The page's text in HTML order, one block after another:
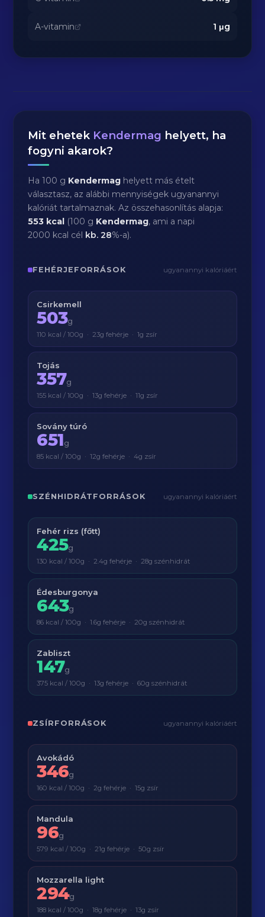
A-vitamin 1 μg
Mit ehetek Kendermag helyett, ha
fogyni akarok?
Ha 100 g Kendermag helyett más ételt
választasz, az alábbi mennyiségek ugyanannyi
kalóriát tartalmaznak. Az összehasonlítás alapja:
553 kcal (100 g Kendermag, ami a napi
2000 kcal cél kb.28%-a).
FEHÉRJEFORRÁSOK ugyanannyi kalóriáért
Csirkemell
503g
110 kcal / 100g · 23g fehérje · 1g zsír
Tojás
357g
155 kcal / 100g · 13g fehérje · 11g zsír
Sovány túró
651g
85 kcal / 100g · 12g fehérje · 4g zsír
SZÉNHIDRÁTFORRÁSOK ugyanannyi kalóriáért
Fehér rizs (főtt)
425g
130 kcal / 100g · 2.4g fehérje · 28g szénhidrát
Édesburgonya
643g
86 kcal / 100g · 1.6g fehérje · 20g szénhidrát
Zabliszt
147g
375 kcal / 100g · 13g fehérje · 60g szénhidrát
ZSÍRFORRÁSOK ugyanannyi kalóriáért
Avokádó
346g
160 kcal / 100g · 2g fehérje · 15g zsír
Mandula
96g
579 kcal / 100g · 21g fehérje · 50g zsír
Mozzarella light
294g
188 kcal / 100g · 18g fehérje · 13g zsír